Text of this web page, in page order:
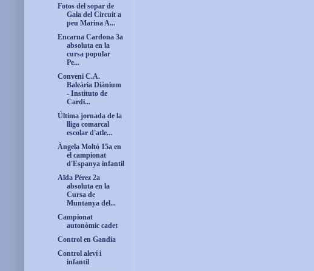
Fotos del sopar de
Gala del Circuit a
peu Marina A...
Encarna Cardona 3a
absoluta en la
cursa popular
Pe...
Conveni C.A.
Baleària Diànium
- Instituto de
Cardi...
Última jornada de la
lliga comarcal
escolar d'atle...
Àngela Moltó 15a en
el campionat
d'Espanya infantil
Aïda Pérez 2a
absoluta en la
Cursa de
Muntanya del...
Campionat
autonòmic cadet
Control en Gandia
Control aleví i
infantil